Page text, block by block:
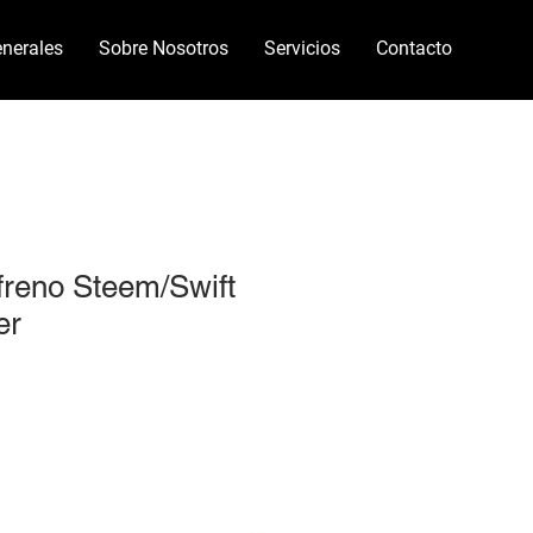
Sobre Nosotros Servicios Contacto
Steem/Swift